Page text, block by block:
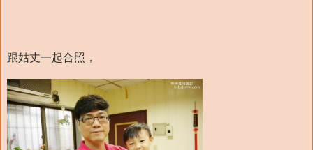
跟姑丈一起合照，